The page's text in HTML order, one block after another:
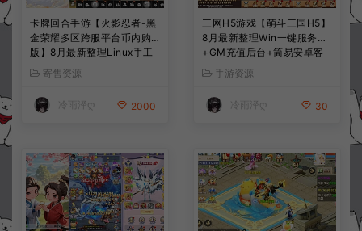
卡牌回合手游【火影忍者-黑
金荣耀多区跨服平台币内购
版】8月最新整理Linux手工
服务端+CDK授权后台+安卓
+详细搭建教程+视频教程
寄售资源
冷雨泽ღ 2000
三网H5游戏【萌斗三国H5】
8月最新整理Win一键服务端
+GM充值后台+简易安卓客
户端+详细搭建教程+视频教
手游资源
冷雨泽ღ 30